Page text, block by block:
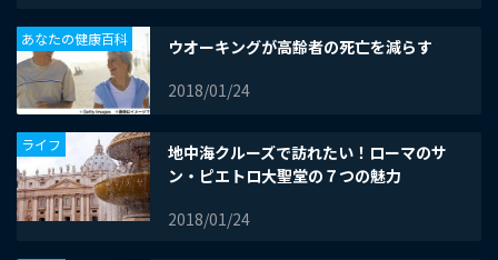
ウオーキングが高齢者の死亡を減らす
2018/01/24
あなたの健康百科
地中海クルーズで訪れたい！ローマのサ
ン・ピエトロ大聖堂の７つの魅力
2018/01/24
ライフ